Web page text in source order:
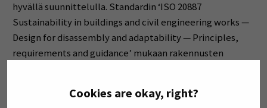
Cookies are okay, right?
hyvällä suunnittelulla. Standardin ‘ISO 20887
Sustainability in buildings and civil engineering works —
Design for disassembly and adaptability — Principles,
requirements and guidance’ mukaan rakennusten
muunneltavuus (convertibility), laajennettavuus